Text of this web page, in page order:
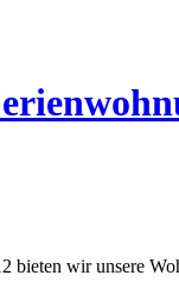
bieten wir unsere